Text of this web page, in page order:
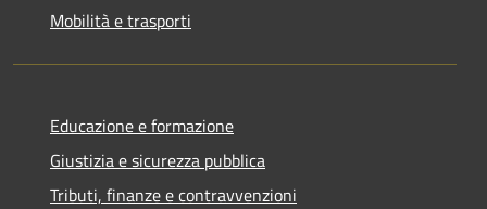
Mobilità e trasporti
Educazione e formazione
Giustizia e sicurezza pubblica
Tributi, finanze e contravvenzioni